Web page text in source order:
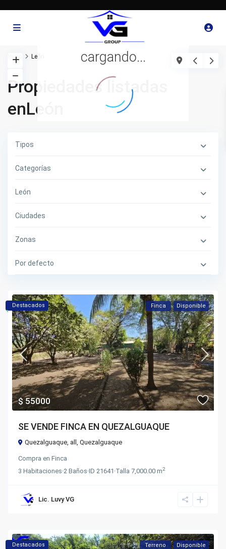
cargando...
Inicio León
Propiedades listadas
enLeón
Tipos
Categorías
León
Ciudades
Zonas
Por defecto
$ 55000
Finca Disponible
Destacados
SE VENDE FINCA EN QUEZALGUAQUE
Quezalguaque, all,Quezalguaque
Compra enFinca
3 Habitaciones·2 Baños·ID21641 ·Talla7,000.00 m2
Lic. Luvy VG
Terreno Disponible
Destacados